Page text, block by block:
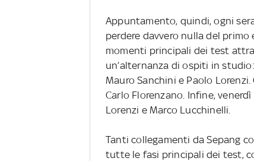
Appuntamento, quindi, ogni
perdere davvero nulla del
momenti principali dei test
un’alternanza di ospiti in
Mauro Sanchini e Paolo
Carlo Florenzano. Infine,
Lorenzi e Marco Lucchinelli.
Tanti collegamenti da Sepang
tutte le fasi principali dei test,